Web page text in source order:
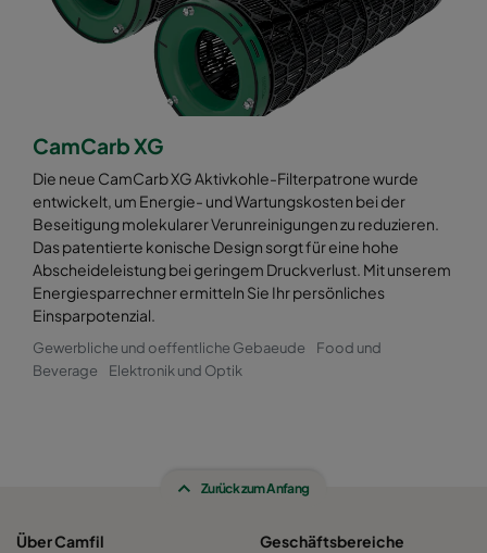
CamCarb XG
Die neue CamCarb XG Aktivkohle-Filterpatrone wurde
entwickelt, um Energie- und Wartungskosten bei der
Beseitigung molekularer Verunreinigungen zu reduzieren.
Das patentierte konische Design sorgt für eine hohe
Abscheideleistung bei geringem Druckverlust. Mit unserem
Energiesparrechner ermitteln Sie Ihr persönliches
Einsparpotenzial.
Gewerbliche und oeffentliche Gebaeude
Food und
Beverage
Elektronik und Optik
Zurück zum Anfang
Über Camfil
Geschäftsbereiche